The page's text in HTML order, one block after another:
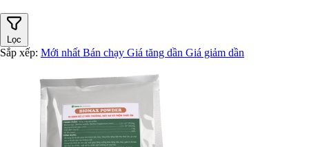
Lọc
Sắp xếp: Mới nhất Bán chạy Giá tăng dần Giá giảm dần